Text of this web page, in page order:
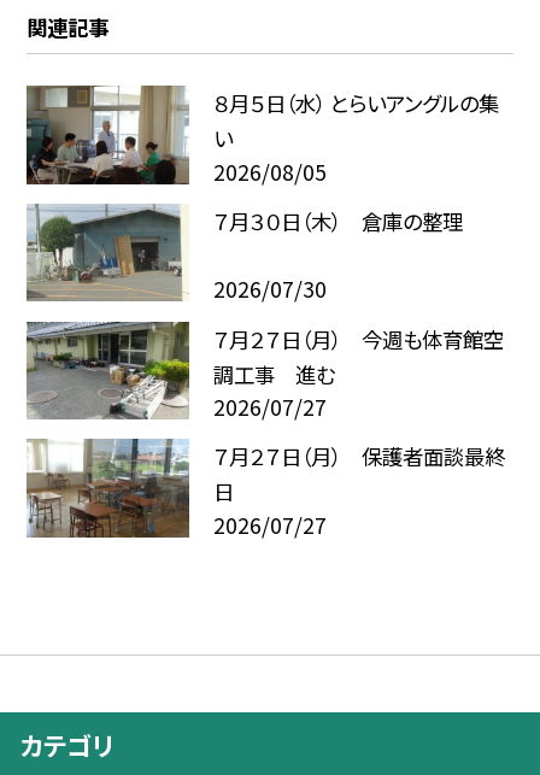
関連記事
８月５日（水） とらいアングルの集
い
2026/08/05
７月３０日（木） 倉庫の整理
2026/07/30
７月２７日（月） 今週も体育館空
調工事 進む
2026/07/27
７月２７日（月） 保護者面談最終
日
2026/07/27
カテゴリ